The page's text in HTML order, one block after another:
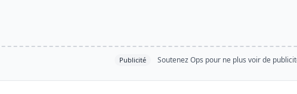
Publicité Soutenez Ops pour ne plus voir de